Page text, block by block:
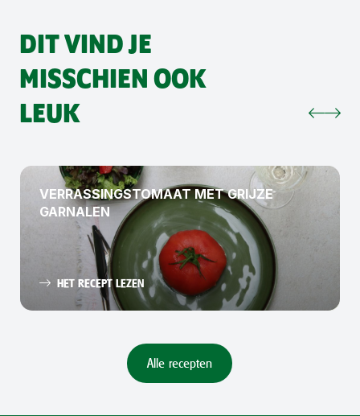
DIT VIND JE
MISSCHIEN OOK
LEUK
VERRASSINGSTOMAAT MET GRIJZE
GARNALEN
HET RECEPT LEZEN
Alle recepten